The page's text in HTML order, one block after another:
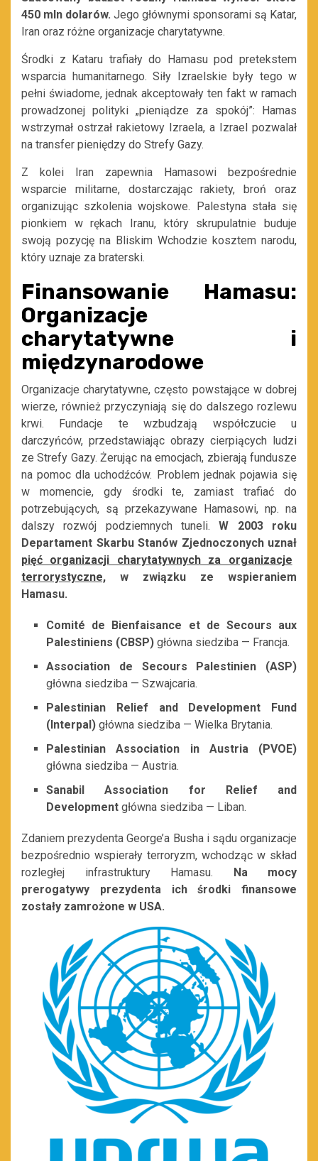
450 mln dolarów. Jego głównymi sponsorami są Katar,
Iran oraz różne organizacje charytatywne.
Środki z Kataru trafiały do Hamasu pod pretekstem
wsparcia humanitarnego. Siły Izraelskie były tego w
pełni świadome, jednak akceptowały ten fakt w ramach
prowadzonej polityki „pieniądze za spokój”: Hamas
wstrzymał ostrzał rakietowy Izraela, a Izrael pozwalał
na transfer pieniędzy do Strefy Gazy.
Z kolei Iran zapewnia Hamasowi bezpośrednie
wsparcie militarne, dostarczając rakiety, broń oraz
organizując szkolenia wojskowe. Palestyna stała się
pionkiem w rękach Iranu, który skrupulatnie buduje
swoją pozycję na Bliskim Wchodzie kosztem narodu,
który uznaje za braterski.
Finansowanie Hamasu:
Organizacje
charytatywne i
międzynarodowe
Organizacje charytatywne, często powstające w dobrej
wierze, również przyczyniają się do dalszego rozlewu
krwi. Fundacje te wzbudzają współczucie u
darczyńców, przedstawiając obrazy cierpiących ludzi
ze Strefy Gazy. Żerując na emocjach, zbierają fundusze
na pomoc dla uchodźców. Problem jednak pojawia się
w momencie, gdy środki te, zamiast trafiać do
potrzebujących, są przekazywane Hamasowi, np. na
dalszy rozwój podziemnych tuneli.W 2003 roku
Departament Skarbu Stanów Zjednoczonych uznał
pięć organizacji charytatywnych za organizacje
terrorystyczne, w związku ze wspieraniem
Hamasu.
Comité de Bienfaisance et de Secours aux
Palestiniens (CBSP) główna siedziba — Francja.
Association de Secours Palestinien (ASP)
główna siedziba — Szwajcaria.
Palestinian Relief and Development Fund
(Interpal) główna siedziba — Wielka Brytania.
Palestinian Association in Austria (PVOE)
główna siedziba — Austria.
Sanabil Association for Relief and
Development główna siedziba — Liban.
Zdaniem prezydenta George’a Busha i sądu organizacje
bezpośrednio wspierały terroryzm, wchodząc w skład
rozległej infrastruktury Hamasu.
Na mocy
prerogatywy prezydenta ich środki finansowe
zostały zamrożone w USA.